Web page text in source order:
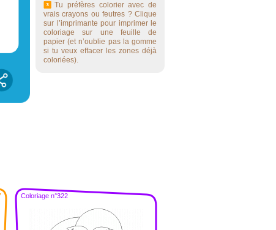
Tu préfères colorier avec de
vrais crayons ou feutres ? Clique
sur l’imprimante pour imprimer le
coloriage sur une feuille de
papier (et n’oublie pas la gomme
si tu veux effacer les zones déjà
coloriées).
Coloriage n°322